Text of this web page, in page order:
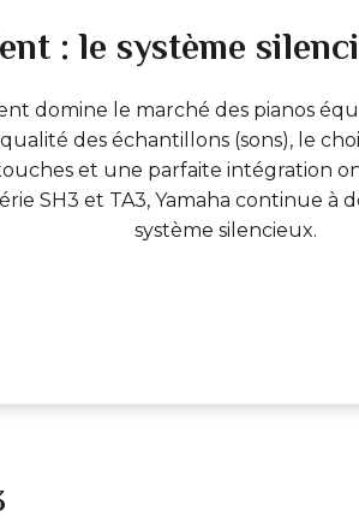
: le système
domine le marché des pianos
des échantillons (sons), le
et une parfaite intégration
SH3 et TA3, Yamaha continue à
système silencieux.